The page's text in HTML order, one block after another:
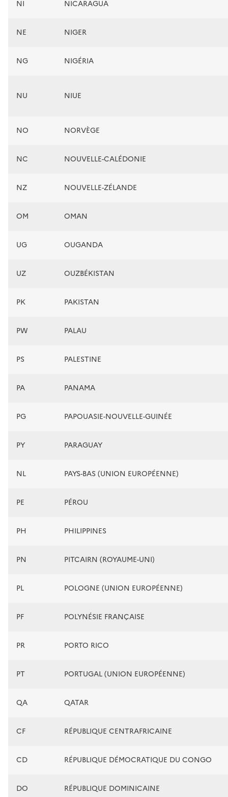
NI NICARAGUA
NE NIGER
NG NIGÉRIA
NU NIUE
NO NORVÈGE
NC NOUVELLE-CALÉDONIE
NZ NOUVELLE-ZÉLANDE
OM OMAN
UG OUGANDA
UZ OUZBÉKISTAN
PK PAKISTAN
PW PALAU
PS PALESTINE
PA PANAMA
PG PAPOUASIE-NOUVELLE-GUINÉE
PY PARAGUAY
NL PAYS-BAS (UNION EUROPÉENNE)
PE PÉROU
PH PHILIPPINES
PN PITCAIRN (ROYAUME-UNI)
PL POLOGNE (UNION EUROPÉENNE)
PF POLYNÉSIE FRANÇAISE
PR PORTO RICO
PT PORTUGAL (UNION EUROPÉENNE)
QA QATAR
CF RÉPUBLIQUE CENTRAFRICAINE
CD RÉPUBLIQUE DÉMOCRATIQUE DU CONGO
DO RÉPUBLIQUE DOMINICAINE